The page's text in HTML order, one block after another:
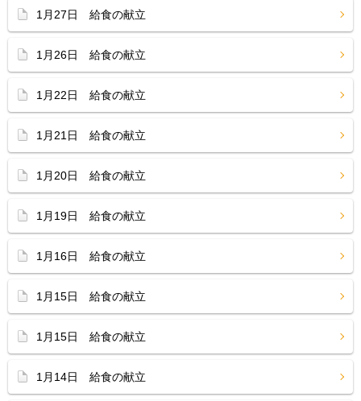
1月27日 給食の献立
1月26日 給食の献立
1月22日 給食の献立
1月21日 給食の献立
1月20日 給食の献立
1月19日 給食の献立
1月16日 給食の献立
1月15日 給食の献立
1月15日 給食の献立
1月14日 給食の献立